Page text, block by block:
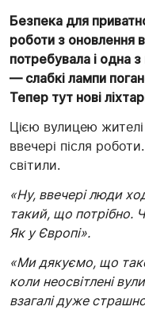
Безпека для
роботи з оновлення
потребувала і одна
— слабкі лампи
Тепер тут нові
Цією вулицею
ввечері після
світили.
«Ну, ввечері люди
такий, що потрібно.
Як у Європі».
«Ми дякуємо, що
коли неосвітлені
взагалі дуже